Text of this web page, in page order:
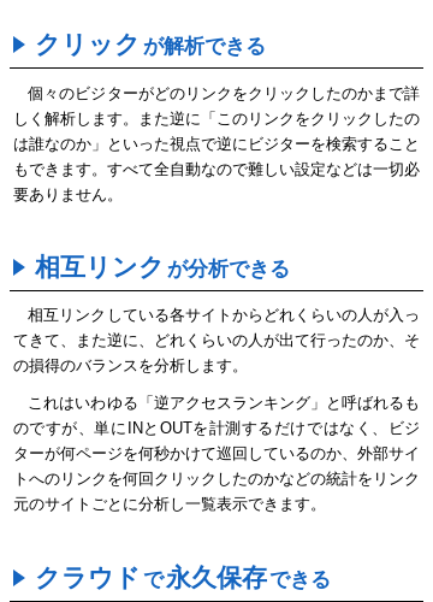
クリック が解析できる
個々のビジターがどのリンクをクリックしたのかまで詳
しく解析します。また逆に「このリンクをクリックしたの
は誰なのか」といった視点で逆にビジターを検索すること
もできます。すべて全自動なので難しい設定などは一切必
要ありません。
相互リンク が分析できる
相互リンクしている各サイトからどれくらいの人が入っ
てきて、また逆に、どれくらいの人が出て行ったのか、そ
の損得のバランスを分析します。
これはいわゆる「逆アクセスランキング」と呼ばれるも
のですが、単にINとOUTを計測するだけではなく、ビジ
ターが何ページを何秒かけて巡回しているのか、外部サイ
トへのリンクを何回クリックしたのかなどの統計をリンク
元のサイトごとに分析し一覧表示できます。
クラウド で永久保存できる